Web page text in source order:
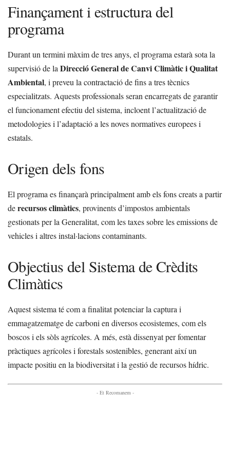
Finançament i estructura del
programa
Durant un termini màxim de tres anys, el programa estarà sota la
supervisió de la Direcció General de Canvi Climàtic i Qualitat
Ambiental, i preveu la contractació de fins a tres tècnics
especialitzats. Aquests professionals seran encarregats de garantir
el funcionament efectiu del sistema, incloent l’actualització de
metodologies i l’adaptació a les noves normatives europees i
estatals.
Origen dels fons
El programa es finançarà principalment amb els fons creats a partir
derecursos climàtics, provinents d’impostos ambientals
gestionats per la Generalitat, com les taxes sobre les emissions de
vehicles i altres instal·lacions contaminants.
Objectius del Sistema de Crèdits
Climàtics
Aquest sistema té com a finalitat potenciar la captura i
emmagatzematge de carboni en diversos ecosistemes, com els
boscos i els sòls agrícoles. A més, està dissenyat per fomentar
pràctiques agrícoles i forestals sostenibles, generant així un
impacte positiu en la biodiversitat i la gestió de recursos hídric.
- Et Recomanem -